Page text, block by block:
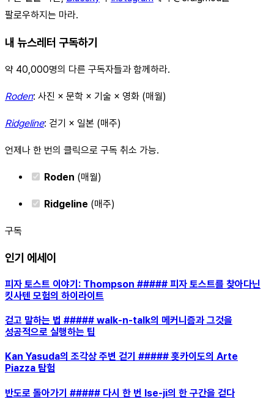
팔로우하지는 마라.
내 뉴스레터 구독하기
약 40,000명의 다른 구독자들과 함께하라.
Roden: 사진 × 문학 × 기술 × 영화 (매월)
Ridgeline: 걷기 × 일본 (매주)
언제나 한 번의 클릭으로 구독 취소 가능.
Roden (매월)
Ridgeline (매주)
구독
인기 에세이
피자 토스트 이야기: Thompson ##### 피자 토스트를 찾아다닌
킷사텐 모험의 하이라이트
걷고 말하는 법 ##### walk-n-talk의 메커니즘과 그것을
성공적으로 실행하는 팁
Kan Yasuda의 조각상 주변 걷기 ##### 홋카이도의 Arte
Piazza 탐험
반도로 돌아가기 ##### 다시 한 번 Ise-ji의 한 구간을 걷다